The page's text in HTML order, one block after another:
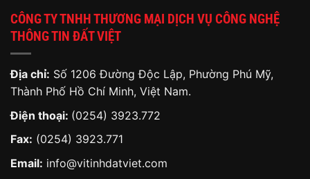
CÔNG TY TNHH THƯƠNG MẠI DỊCH VỤ CÔNG NGHỆ
THÔNG TIN ĐẤT VIỆT
Địa chỉ: Số 1206 Đường Độc Lập, Phường Phú Mỹ,
Thành Phố Hồ Chí Minh, Việt Nam.
Điện thoại: (0254) 3923.772
Fax: (0254) 3923.771
Email: info@vitinhdatviet.com